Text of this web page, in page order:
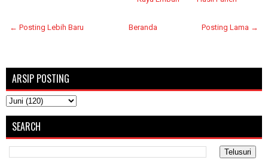
← Posting Lebih Baru Posting Lama →
Beranda
ARSIP POSTING
SEARCH